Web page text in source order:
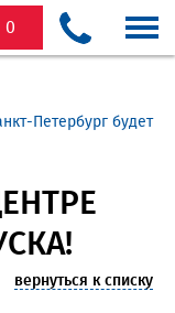
0
Петербург будет
вернуться к списку